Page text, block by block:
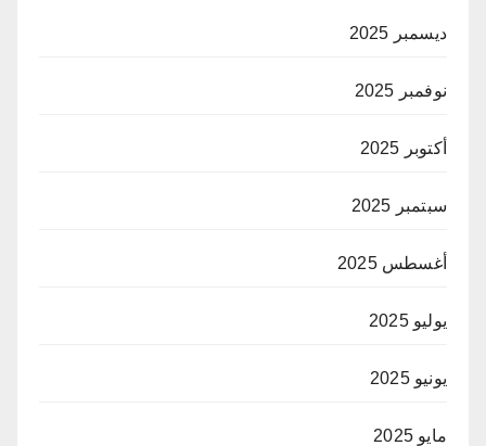
ديسمبر 2025
نوفمبر 2025
أكتوبر 2025
سبتمبر 2025
أغسطس 2025
يوليو 2025
يونيو 2025
مايو 2025